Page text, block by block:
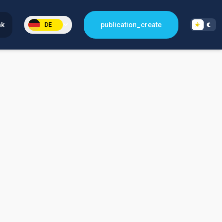
DE publication_create